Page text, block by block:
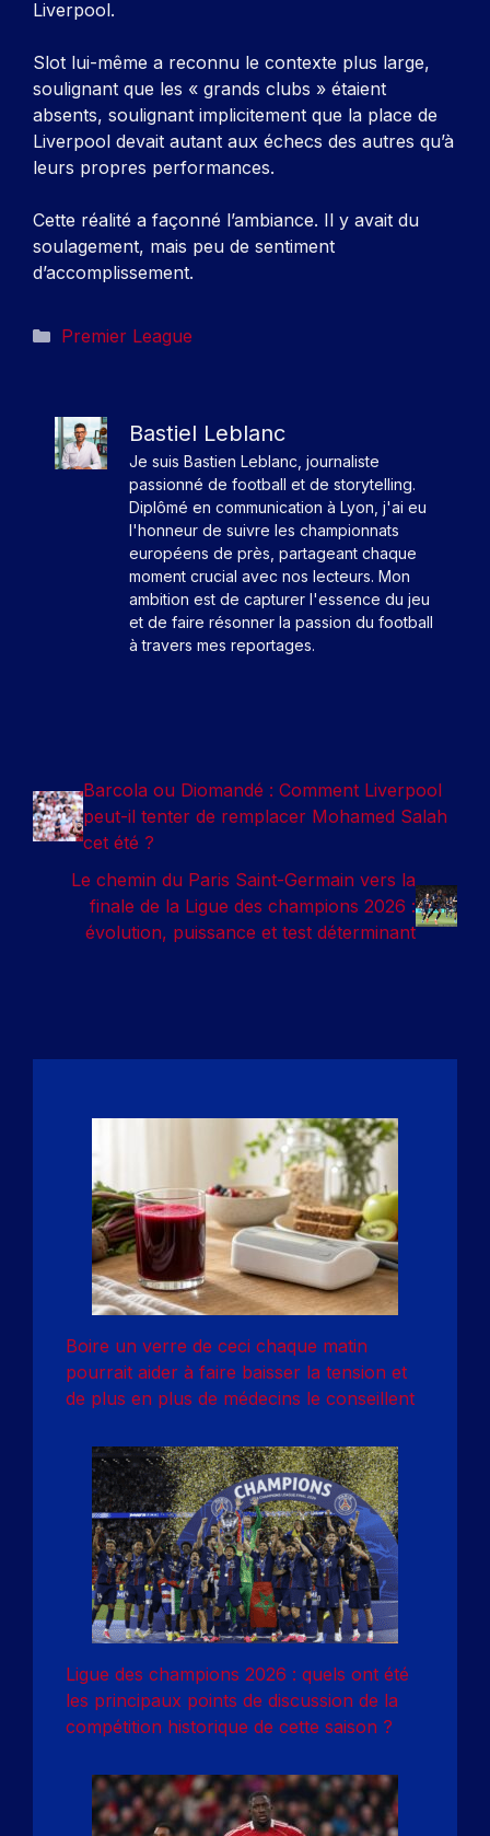
Liverpool.
Slot lui-même a reconnu le contexte plus large,
soulignant que les « grands clubs » étaient
absents, soulignant implicitement que la place de
Liverpool devait autant aux échecs des autres qu’à
leurs propres performances.
Cette réalité a façonné l’ambiance. Il y avait du
soulagement, mais peu de sentiment
d’accomplissement.
Catégories
Premier League
Bastiel Leblanc
Je suis Bastien Leblanc, journaliste
passionné de football et de storytelling.
Diplômé en communication à Lyon, j'ai eu
l'honneur de suivre les championnats
européens de près, partageant chaque
moment crucial avec nos lecteurs. Mon
ambition est de capturer l'essence du jeu
et de faire résonner la passion du football
à travers mes reportages.
Barcola ou Diomandé : Comment Liverpool
peut-il tenter de remplacer Mohamed Salah
cet été ?
Le chemin du Paris Saint-Germain vers la
finale de la Ligue des champions 2026 :
évolution, puissance et test déterminant
Boire un verre de ceci chaque matin
pourrait aider à faire baisser la tension et
de plus en plus de médecins le conseillent
Ligue des champions 2026 : quels ont été
les principaux points de discussion de la
compétition historique de cette saison ?